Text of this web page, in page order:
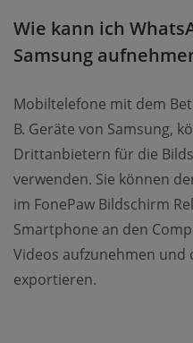
Wie kann ich
Samsung
Mobiltelefone mit dem
B. Geräte von Samsung,
Drittanbietern für die
verwenden. Sie können
im FonePaw Bildschirm
Smartphone an den
Videos aufzunehmen und
exportieren.